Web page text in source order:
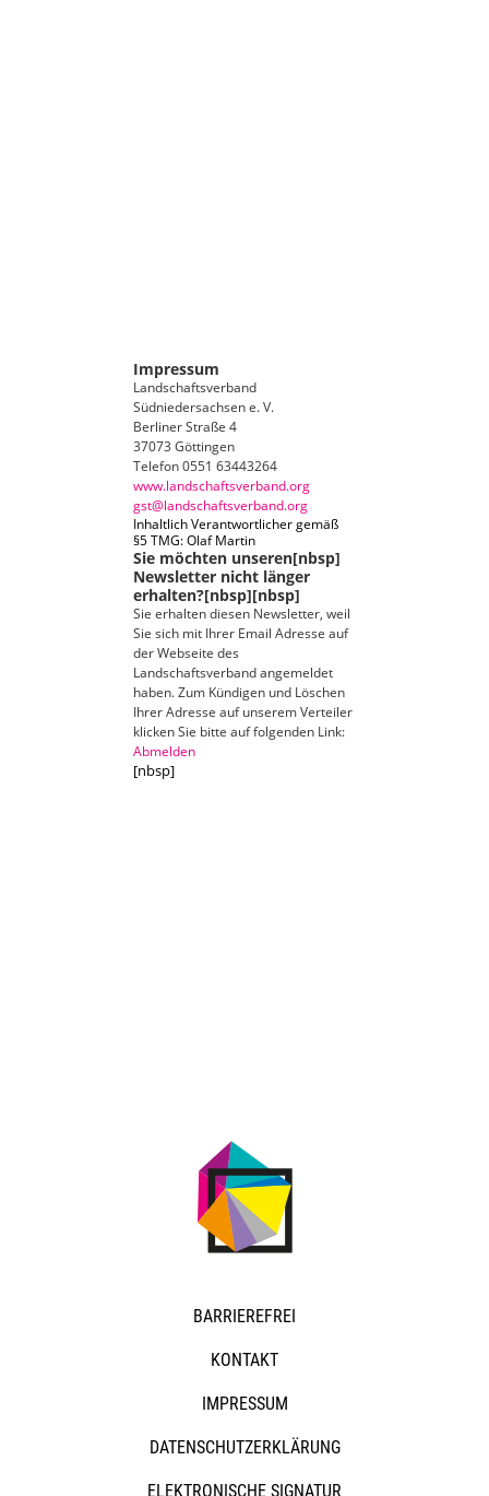
Impressum
Landschaftsverband
Südniedersachsen e. V.
Berliner Straße 4
37073 Göttingen
Telefon 0551 63443264
www.landschaftsverband.org
gst@landschaftsverband.org
Inhaltlich Verantwortlicher gemäß
§5 TMG: Olaf Martin
Sie möchten unseren[nbsp]
Newsletter nicht länger
erhalten?[nbsp][nbsp]
Sie erhalten diesen Newsletter, weil
Sie sich mit Ihrer Email Adresse auf
der Webseite des
Landschaftsverband angemeldet
haben. Zum Kündigen und Löschen
Ihrer Adresse auf unserem Verteiler
klicken Sie bitte auf folgenden Link:
Abmelden
[nbsp]
BARRIEREFREI
KONTAKT
IMPRESSUM
DATENSCHUTZERKLÄRUNG
ELEKTRONISCHE SIGNATUR